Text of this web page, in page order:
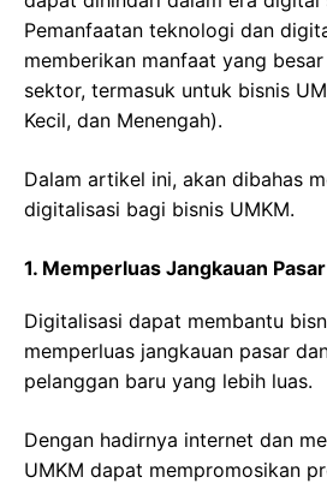
Pemanfaatan teknologi dan
memberikan manfaat yang
sektor, termasuk untuk bisnis
Kecil, dan Menengah).
Dalam artikel ini, akan dibahas
digitalisasi bagi bisnis UMKM.
1. Memperluas Jangkauan Pasar
Digitalisasi dapat membantu
memperluas jangkauan pasar
pelanggan baru yang lebih luas.
Dengan hadirnya internet dan
UMKM dapat mempromosikan